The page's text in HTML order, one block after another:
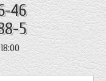
46
5